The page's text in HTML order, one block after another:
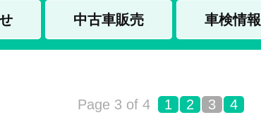
中古車販売 車検情報
Page 3 of 4 1 2 3 4